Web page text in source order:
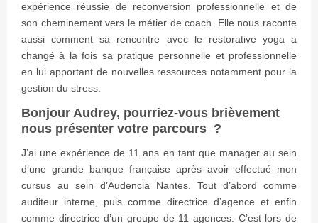
expérience réussie de reconversion professionnelle et de
son cheminement vers le métier de coach. Elle nous raconte
aussi comment sa rencontre avec le restorative yoga a
changé à la fois sa pratique personnelle et professionnelle
en lui apportant de nouvelles ressources notamment pour la
gestion du stress.
Bonjour Audrey, pourriez-vous brièvement
nous présenter votre parcours ?
J’ai une expérience de 11 ans en tant que manager au sein
d’une grande banque française après avoir effectué mon
cursus au sein d’Audencia Nantes. Tout d’abord comme
auditeur interne, puis comme directrice d’agence et enfin
comme directrice d’un groupe de 11 agences. C’est lors de